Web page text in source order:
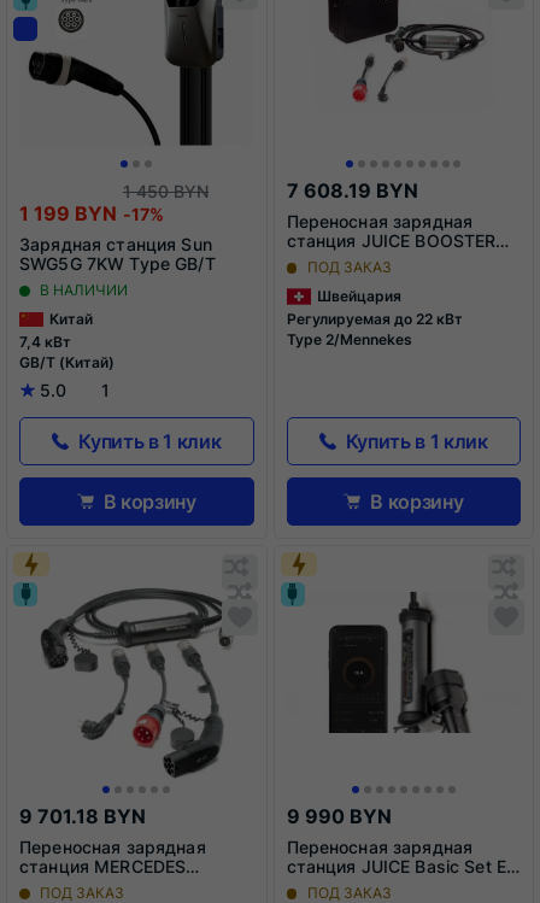
1 199 BYN
1 450 BYN
-17%
Зарядная станция Sun
SWG5G 7KW Type GB/T
сравнения
В НАЛИЧИИ
Китай
7,4 кВт
GB/T (Китай)
5.0 1
Купить в 1 клик
В корзину
7 608.19 BYN
Переносная зарядная
станция JUICE BOOSTER
(комплектация Basic)
ПОД ЗАКАЗ
Швейцария
Регулируемая до 22 кВт
Type 2/Mennekes
Купить в 1 клик
В корзину
9 701.18 BYN
Переносная зарядная
станция MERCEDES
BOOSTER
Обновляю
список...
Обновляю
список...
Добавить
ПОД ЗАКАЗ
9 990 BYN
Переносная зарядная
станция JUICE Basic Set EU
BOOSTER 3 air
ПОД ЗАКАЗ